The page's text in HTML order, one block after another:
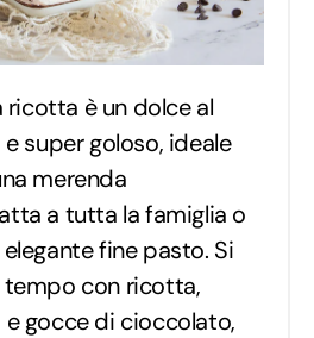
ricotta è un dolce al
super goloso, ideale
merenda
a tutta la famiglia o
fine pasto. Si
con ricotta,
e gocce di cioccolato,